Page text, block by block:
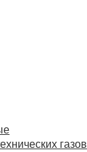
газов